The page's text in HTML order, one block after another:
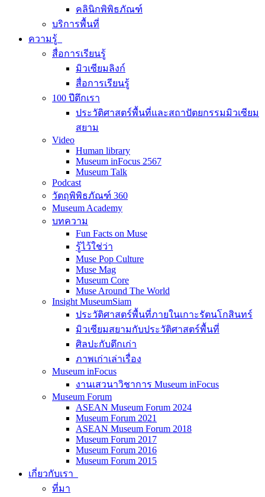
คลินิกพิพิธภัณฑ์
บริการพื้นที่
ความรู้
สื่อการเรียนรู้
มิวเซียมลิงก์
สื่อการเรียนรู้
100 ปีตึกเรา
ประวัติศาสตร์พื้นที่และสถาปัตยกรรมมิวเซียม
สยาม
Video
Human library
Museum inFocus 2567
Museum Talk
Podcast
วัตถุพิพิธภัณฑ์ 360
Museum Academy
บทความ
Fun Facts on Muse
รู้ไว้ใช่ว่า
Muse Pop Culture
Muse Mag
Museum Core
Muse Around The World
Insight MuseumSiam
ประวัติศาสตร์พื้นที่ภายในเกาะรัตนโกสินทร์
มิวเซียมสยามกับประวัติศาสตร์พื้นที่
ศิลปะกับตึกเก่า
ภาพเก่าเล่าเรื่อง
Museum inFocus
งานเสวนาวิชาการ Museum inFocus
Museum Forum
ASEAN Museum Forum 2024
Museum Forum 2021
ASEAN Museum Forum 2018
Museum Forum 2017
Museum Forum 2016
Museum Forum 2015
เกี่ยวกับเรา
ที่มา